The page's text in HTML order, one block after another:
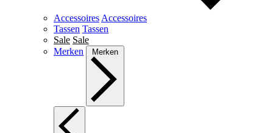
Accessoires Accessoires
Tassen Tassen
Sale Sale
Merken
Merken